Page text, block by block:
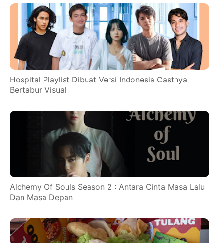
Hospital Playlist Dibuat Versi Indonesia Castnya
Bertabur Visual
Alchemy Of Souls Season 2 : Antara Cinta Masa Lalu
Dan Masa Depan